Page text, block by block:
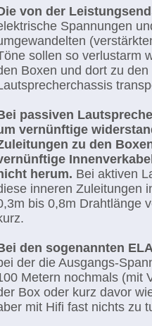
von der
Spannungen
sollen so verlustarm
Boxen und dort zu den
passiven
vernünftige
zu den
herum. Bei aktiven
inneren Zuleitungen
bis 0,8m Drahtlänge
den sogenannten
der die Ausgangs-
Metern nochmals (mit
Box oder kurz davor
mit Hifi fast nichts zu